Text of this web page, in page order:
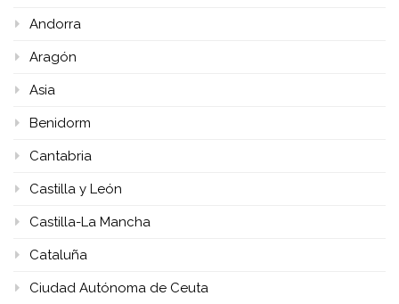
Andorra
Aragón
Asia
Benidorm
Cantabria
Castilla y León
Castilla-La Mancha
Cataluña
Ciudad Autónoma de Ceuta